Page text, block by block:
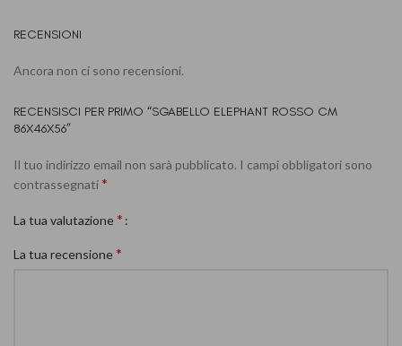
RECENSIONI
Ancora non ci sono recensioni.
RECENSISCI PER PRIMO “SGABELLO ELEPHANT ROSSO CM
86X46X56”
Il tuo indirizzo email non sarà pubblicato. I campi obbligatori sono
contrassegnati*
La tua valutazione*
La tua recensione*